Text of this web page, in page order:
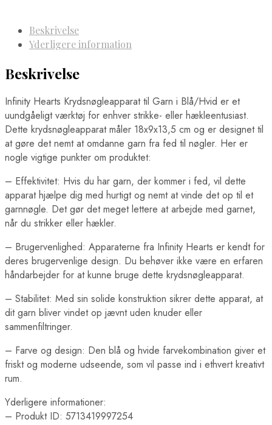
Beskrivelse
Yderligere information
Beskrivelse
Infinity Hearts Krydsnøgleapparat til Garn i Blå/Hvid er et
uundgåeligt værktøj for enhver strikke- eller hækleentusiast.
Dette krydsnøgleapparat måler 18x9x13,5 cm og er designet til
at gøre det nemt at omdanne garn fra fed til nøgler. Her er
nogle vigtige punkter om produktet:
– Effektivitet: Hvis du har garn, der kommer i fed, vil dette
apparat hjælpe dig med hurtigt og nemt at vinde det op til et
garnnøgle. Det gør det meget lettere at arbejde med garnet,
når du strikker eller hækler.
– Brugervenlighed: Apparaterne fra Infinity Hearts er kendt for
deres brugervenlige design. Du behøver ikke være en erfaren
håndarbejder for at kunne bruge dette krydsnøgleapparat.
– Stabilitet: Med sin solide konstruktion sikrer dette apparat, at
dit garn bliver vindet op jævnt uden knuder eller
sammenfiltringer.
– Farve og design: Den blå og hvide farvekombination giver et
friskt og moderne udseende, som vil passe ind i ethvert kreativt
rum.
Yderligere informationer:
– Produkt ID: 5713419997254